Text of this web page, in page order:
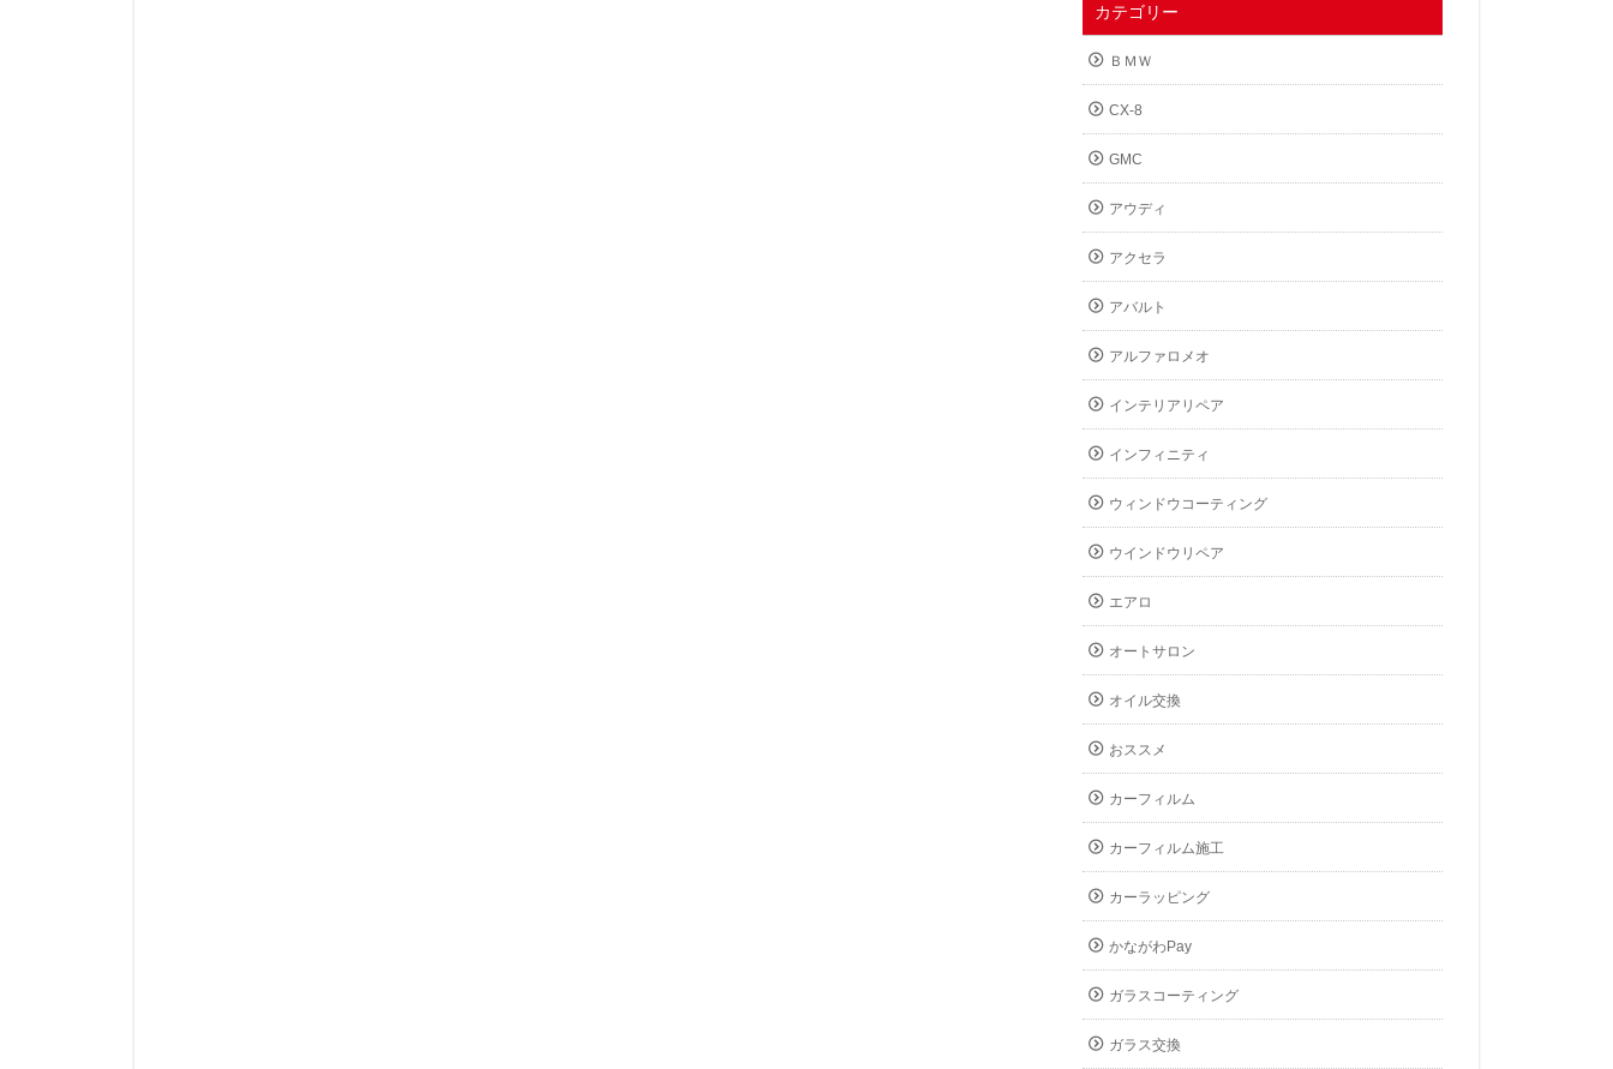
カテゴリー
ＢＭＷ
CX-8
GMC
アウディ
アクセラ
アバルト
アルファロメオ
インテリアリペア
インフィニティ
ウィンドウコーティング
ウインドウリペア
エアロ
オートサロン
オイル交換
おススメ
カーフィルム
カーフィルム施工
カーラッピング
かながわPay
ガラスコーティング
ガラス交換